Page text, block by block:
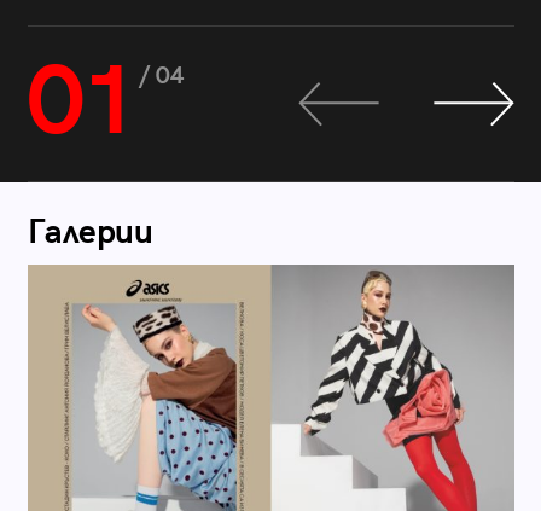
01 / 04
Галерии